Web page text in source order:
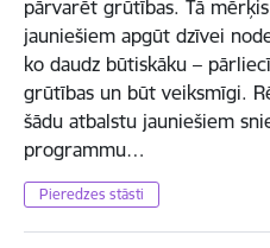
pārvarēt grūtības. Tā
jauniešiem apgūt dzīvei
ko daudz būtiskāku –
grūtības un būt veiksmīgi.
šādu atbalstu jauniešiem
programmu…
Pieredzes stāsti